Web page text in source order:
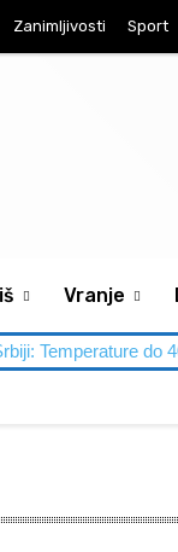
Zanimljivosti Sport
Vranje
Temperature do